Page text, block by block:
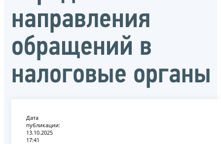
направления
обращений в
налоговые органы
Дата
публикации:
13.10.2025
17:41